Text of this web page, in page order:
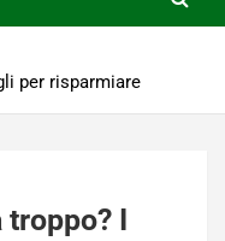
per risparmiare
troppo? I